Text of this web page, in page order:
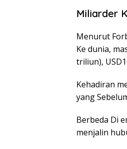
Miliarder
Menurut
Ke dunia,
triliun),
Kehadiran
yang
Berbeda Di
menjalin